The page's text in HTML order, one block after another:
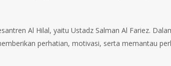
Al Hilal, yaitu Ustadz Salman Al Fariez.
perhatian, motivasi, serta memantau